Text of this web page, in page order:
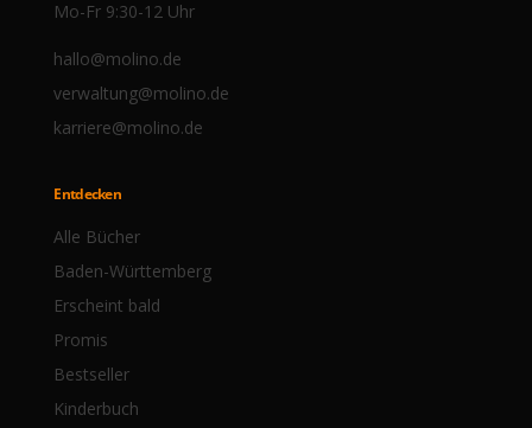
Mo-Fr 9:30-12 Uhr
hallo@molino.de
verwaltung@molino.de
karriere@molino.de
Entdecken
Alle Bücher
Erscheint bald
Bestseller
Baden-Württemberg
Promis
Kinderbuch